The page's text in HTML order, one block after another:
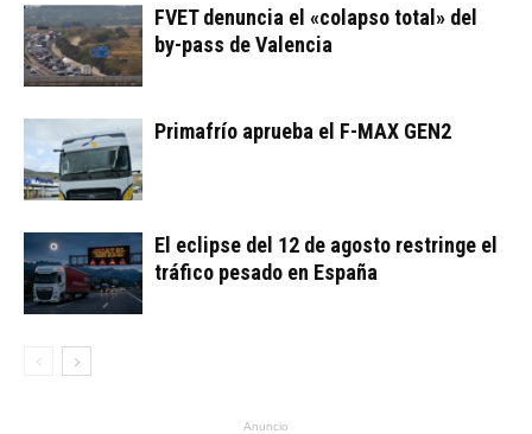
FVET denuncia el «colapso total» del
by-pass de Valencia
Primafrío aprueba el F-MAX GEN2
El eclipse del 12 de agosto restringe el
tráfico pesado en España
Anuncio